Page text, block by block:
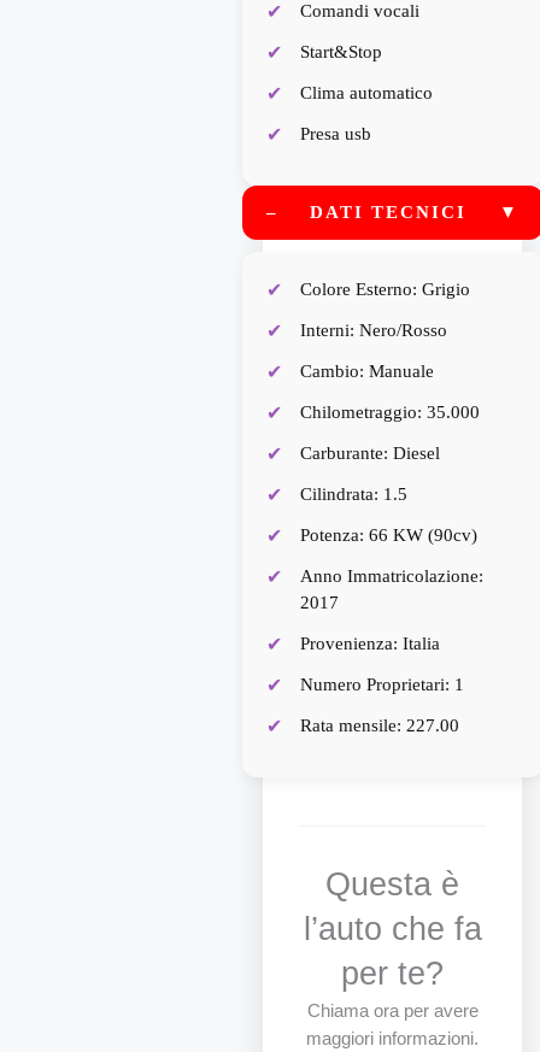
Comandi vocali
Start&Stop
Clima automatico
Presa usb
– DATI TECNICI ▼
Colore Esterno: Grigio
Interni: Nero/Rosso
Cambio: Manuale
Chilometraggio: 35.000
Carburante: Diesel
Cilindrata: 1.5
Potenza: 66 KW (90cv)
Anno Immatricolazione:
2017
Provenienza: Italia
Numero Proprietari: 1
Rata mensile: 227.00
Questa è
l’auto che fa
per te?
Chiama ora per avere
maggiori informazioni.